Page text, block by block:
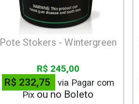
Pote Stokers - Wintergreen
R$ 245,00
R$ 232,75
via Pagar com
Pix